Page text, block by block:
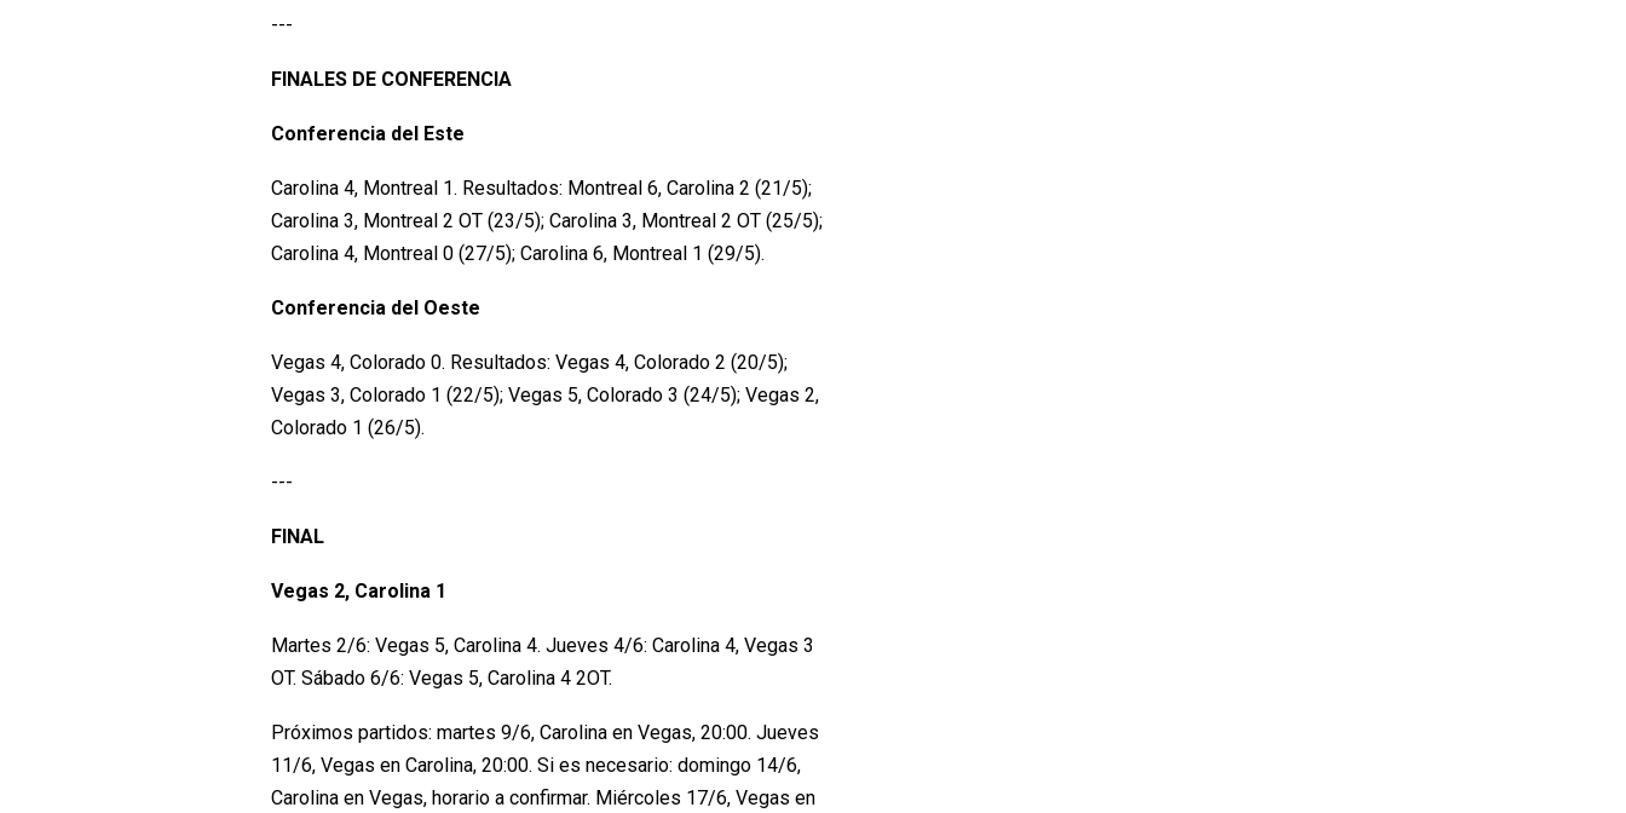
---
FINALES DE CONFERENCIA
Conferencia del Este
Carolina 4, Montreal 1. Resultados: Montreal 6, Carolina 2 (21/5);
Carolina 3, Montreal 2 OT (23/5); Carolina 3, Montreal 2 OT (25/5);
Carolina 4, Montreal 0 (27/5); Carolina 6, Montreal 1 (29/5).
Conferencia del Oeste
Vegas 4, Colorado 0. Resultados: Vegas 4, Colorado 2 (20/5);
Vegas 3, Colorado 1 (22/5); Vegas 5, Colorado 3 (24/5); Vegas 2,
Colorado 1 (26/5).
---
FINAL
Vegas 2, Carolina 1
Martes 2/6: Vegas 5, Carolina 4. Jueves 4/6: Carolina 4, Vegas 3
OT. Sábado 6/6: Vegas 5, Carolina 4 2OT.
Próximos partidos: martes 9/6, Carolina en Vegas, 20:00. Jueves
11/6, Vegas en Carolina, 20:00. Si es necesario: domingo 14/6,
Carolina en Vegas, horario a confirmar. Miércoles 17/6, Vegas en